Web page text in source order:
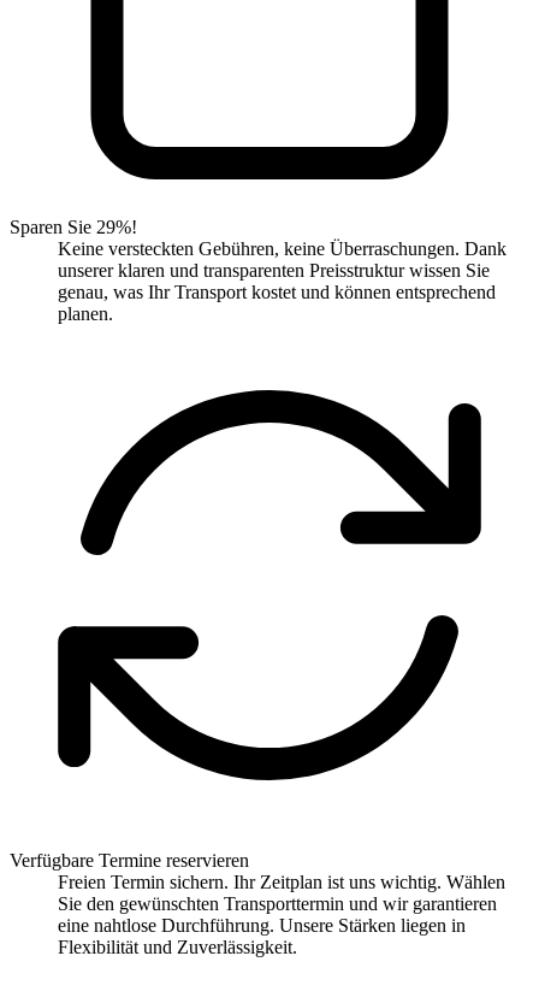
Sparen Sie 29%!
Keine versteckten Gebühren, keine Überraschungen. Dank
unserer klaren und transparenten Preisstruktur wissen Sie
genau, was Ihr Transport kostet und können entsprechend
planen.
Verfügbare Termine reservieren
Freien Termin sichern. Ihr Zeitplan ist uns wichtig. Wählen
Sie den gewünschten Transporttermin und wir garantieren
eine nahtlose Durchführung. Unsere Stärken liegen in
Flexibilität und Zuverlässigkeit.